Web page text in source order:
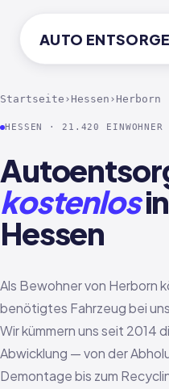
AUTO
Startseite › Hessen › Herborn
HESSEN · 21.420
kostenlos
Hessen
Als Bewohner von Herborn
benötigtes Fahrzeug bei
Wir kümmern uns seit 2014
Abwicklung — von der
Demontage bis zum